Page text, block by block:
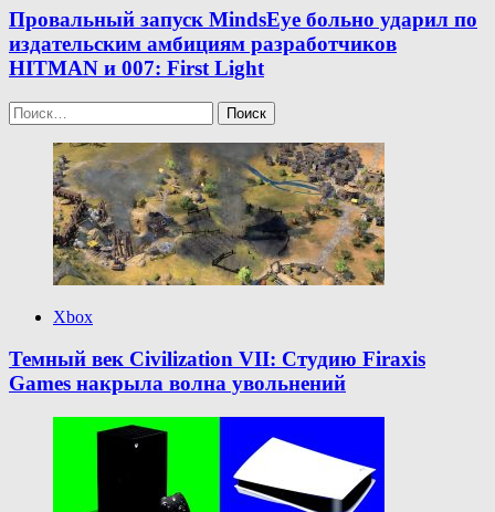
Провальный запуск MindsEye больно ударил по
издательским амбициям разработчиков
HITMAN и 007: First Light
Найти:
Xbox
Темный век Civilization VII: Студию Firaxis
Games накрыла волна увольнений